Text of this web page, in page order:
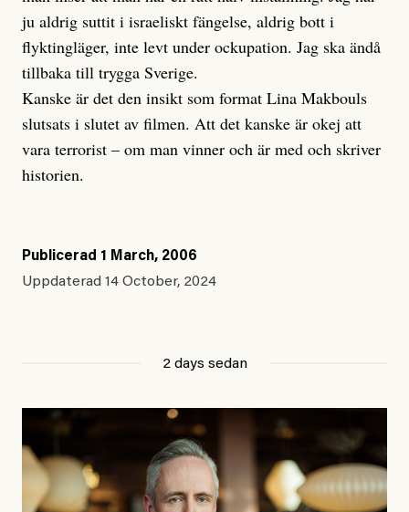
ju aldrig suttit i israeliskt fängelse, aldrig bott i
flyktingläger, inte levt under ockupation. Jag ska ändå
tillbaka till trygga Sverige.
Kanske är det den insikt som format Lina Makbouls
slutsats i slutet av filmen. Att det kanske är okej att
vara terrorist – om man vinner och är med och skriver
historien.
Publicerad 1 March, 2006
Uppdaterad 14 October, 2024
2 days sedan